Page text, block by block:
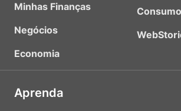
Minhas Finanças
Negócios
Economia
Consumo
Aprenda